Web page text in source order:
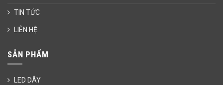
TIN TỨC
LIÊN HỆ
SẢN PHẨM
LED DÂY